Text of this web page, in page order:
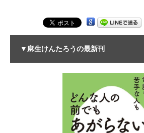
▼麻生けんたろうの最新刊